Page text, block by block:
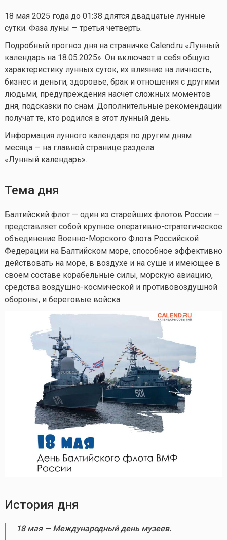
18 мая 2025 года до 01:38 длятся двадцатые лунные
сутки. Фаза луны — третья четверть.
Подробный прогноз дня на страничке Calend.ru «Лунный
календарь на 18.05.2025». Он включает в себя общую
характеристику лунных суток, их влияние на личность,
бизнес и деньги, здоровье, брак и отношения с другими
людьми, предупреждения насчет сложных моментов
дня, подсказки по снам. Дополнительные рекомендации
получат те, кто родился в этот лунный день.
Информация лунного календаря по другим дням
месяца — на главной странице раздела
«Лунный календарь».
Тема дня
Балтийский флот — один из старейших флотов России —
представляет собой крупное оперативно-стратегическое
объединение Военно-Морского Флота Российской
Федерации на Балтийском море, способное эффективно
действовать на море, в воздухе и на суше и имеющее в
своем составе корабельные силы, морскую авиацию,
средства воздушно-космической и противовоздушной
обороны, и береговые войска.
История дня
18 мая — Международный день музеев.